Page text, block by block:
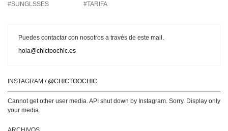
#SUNGLSSES
#TARIFA
Puedes contactar con nosotros a través de este mail.
hola@chictoochic.es
INSTAGRAM / @CHICTOOCHIC
Cannot get other user media. API shut down by Instagram. Sorry. Display only
your media.